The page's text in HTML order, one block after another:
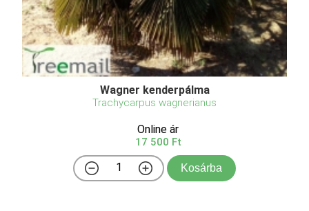
Wagner kenderpálma
Trachycarpus wagnerianus
Online ár
17 500 Ft
Kosárba